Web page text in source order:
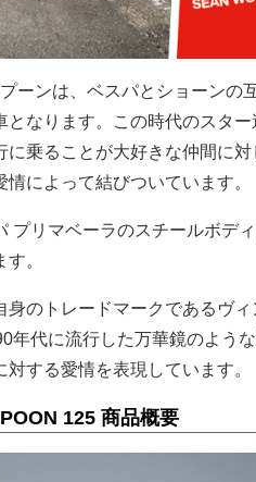
ーンは、ベスパとショーンの
なります。この時代のスタ
乗ることが大好きな仲間に
によって結びついています。
プリマベーラのスチールボデ
。
のトレードマークであるヴ
年代に流行した万華鏡のよう
する愛情を表現しています。
125 商品概要